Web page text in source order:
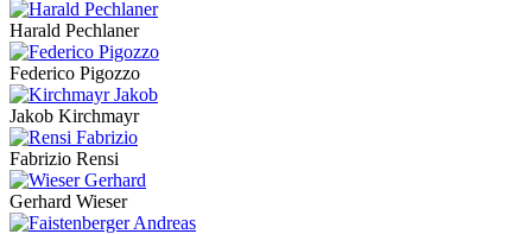
Harald Pechlaner
Federico Pigozzo
Jakob Kirchmayr
Fabrizio Rensi
Gerhard Wieser